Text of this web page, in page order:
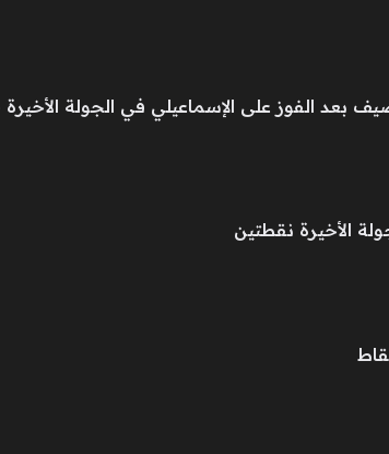
في الجولة الأخيرة 4-1، وتعادل الزمالك مع الأهلي 1-1
الأخيرة نقطتين